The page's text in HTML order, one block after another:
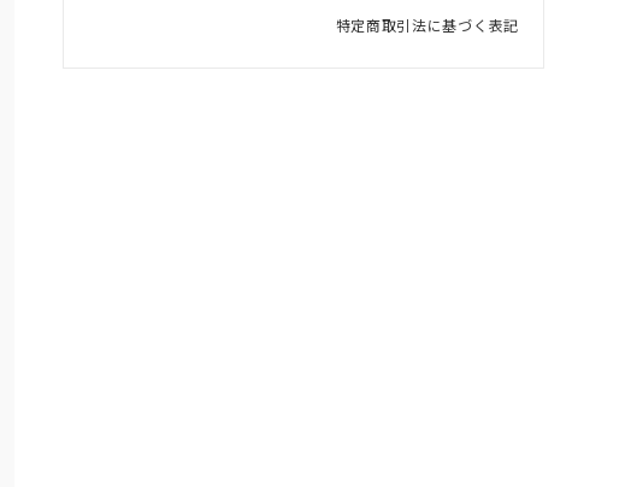
特定商取引法に基づく表記